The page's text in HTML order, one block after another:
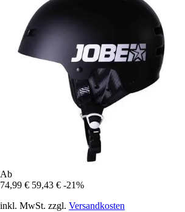
Ab
74,99 € 59,43 € -21%
inkl. MwSt. zzgl. Versandkosten